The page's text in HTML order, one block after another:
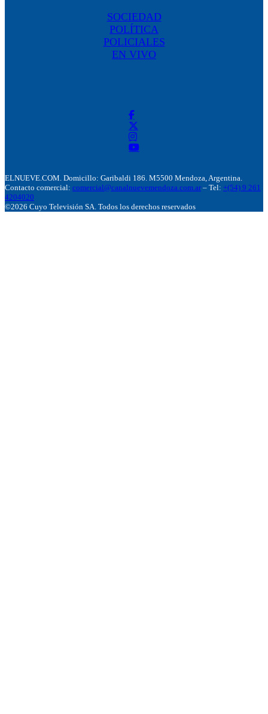
SOCIEDAD
POLÍTICA
POLICIALES
EN VIVO
ELNUEVE.COM. Domicillo: Garibaldi 186. M5500 Mendoza, Argentina.
Contacto comercial: comercial@canalnuevemendoza.com.ar – Tel: +(54) 9 261
4204020
©2026 Cuyo Televisión SA. Todos los derechos reservados